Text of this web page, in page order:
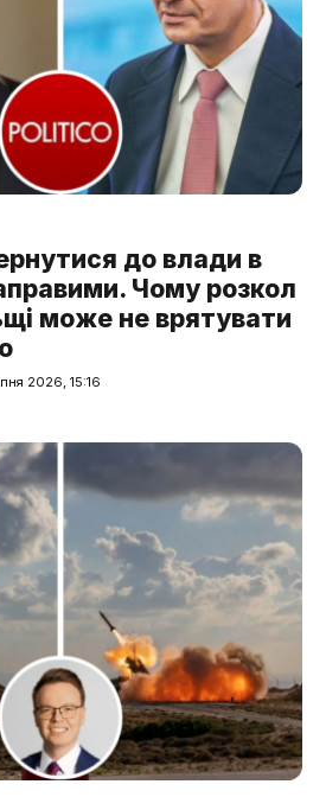
до влади в
Чому розкол
може не врятувати
2026, 15:16